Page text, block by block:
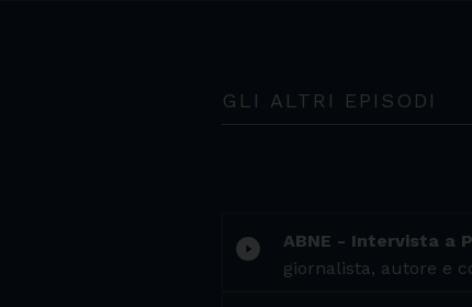
GLI ALTRI EPISODI
play_circle_filled
ABNE - Intervista a
giornalista, autore e